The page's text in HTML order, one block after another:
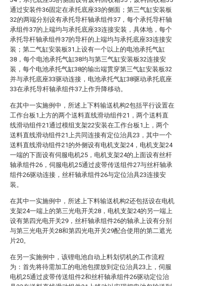
通过安装件36固定在承托底座33的侧面；第三气缸安装板
32的两端分别设有承托导杆轴承组件37，每个承托导杆轴
承组件37的上端均与承托底座33连接安装，具体地，每个
承托导杆轴承组件37的导杆的上端均与承托底座33连接安
装；第二气缸安装板31上设有一个以上的电池承托气缸
38，每个电池承托气缸38均与第三气缸安装板32连接安
装，每个电池承托气缸38的输出端贯穿第三气缸安装板32
并与承托底座33驱动连接，电池承托气缸38驱动承托底座
33在承托导杆轴承组件37上作升降移动。
在其中一实施例中，所述上下料输送机构2包括平行设置在
工作台板1上方的两个送料直线滑动组件21，两个送料直
线滑动组件21通过模组支架22安装在工作台板1上，两个
送料直线滑动组件21上共同连接有定位治具23，其中一个
送料直线滑动组件21的外侧设有电机支架24，电机支架24
一端的下面设有伺服电机25，电机支架24的上面设有丝杆
轴承组件26，伺服电机25通过皮带传送组件27与丝杆轴承
组件26驱动连接，丝杆轴承组件26与定位治具23连接安
装。
在其中一实施例中，所述上下料输送机构2还包括设在电机
支架24一端上的第三光电开关28，电机支架24的另一端上
设有第四光电开关29，丝杆轴承组件26的轴承上设有分别
与第三光电开关28和第四光电开关29配合使用的第二遮光
片20。
在另一实施例中，该锂电池自动上料划切机的工作流程
为：首先将待需加工的电池包摆放到定位治具23上，伺服
电机25通过皮带传送组件2和丝杆轴承组件26驱动定位治